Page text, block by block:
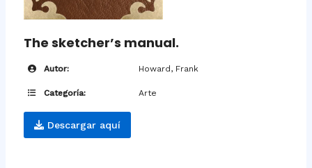
The sketcher’s manual.
Autor: Howard, Frank
Categoría: Arte
Descargar aquí